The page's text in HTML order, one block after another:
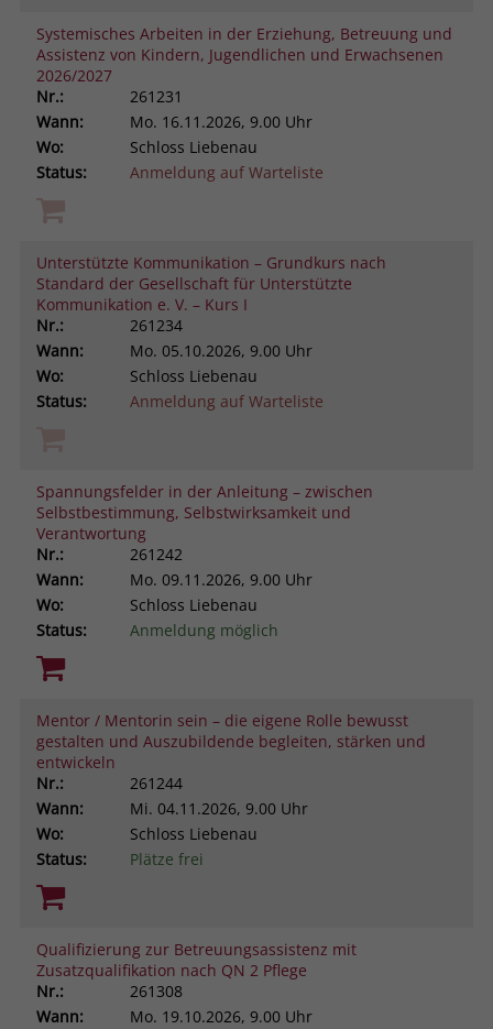
Systemisches Arbeiten in der Erziehung, Betreuung und
Assistenz von Kindern, Jugendlichen und Erwachsenen
2026/2027
Nr.:
261231
Wann:
Mo. 16.11.2026, 9.00 Uhr
Wo:
Schloss Liebenau
Status:
Anmeldung auf Warteliste
Unterstützte Kommunikation – Grundkurs nach
Standard der Gesellschaft für Unterstützte
Kommunikation e. V. – Kurs I
Nr.:
261234
Wann:
Mo. 05.10.2026, 9.00 Uhr
Wo:
Schloss Liebenau
Status:
Anmeldung auf Warteliste
Spannungsfelder in der Anleitung – zwischen
Selbstbestimmung, Selbstwirksamkeit und
Verantwortung
Nr.:
261242
Wann:
Mo. 09.11.2026, 9.00 Uhr
Wo:
Schloss Liebenau
Status:
Anmeldung möglich
Mentor / Mentorin sein – die eigene Rolle bewusst
gestalten und Auszubildende begleiten, stärken und
entwickeln
Nr.:
261244
Wann:
Mi. 04.11.2026, 9.00 Uhr
Wo:
Schloss Liebenau
Status:
Plätze frei
Qualifizierung zur Betreuungsassistenz mit
Zusatzqualifikation nach QN 2 Pflege
Nr.:
261308
Wann:
Mo. 19.10.2026, 9.00 Uhr